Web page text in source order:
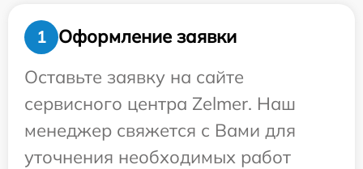
1
Оформление заявки
Оставьте заявку на сайте
сервисного центра Zelmer. Наш
менеджер свяжется с Вами для
уточнения необходимых работ